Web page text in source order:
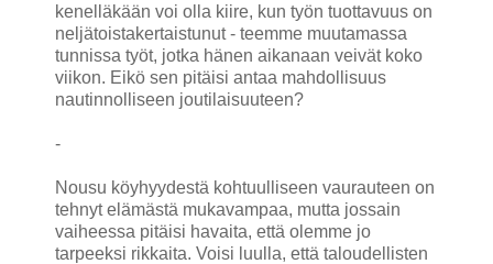
kenelläkään voi olla kiire, kun työn tuottavuus on
neljätoistakertaistunut - teemme muutamassa
tunnissa työt, jotka hänen aikanaan veivät koko
viikon. Eikö sen pitäisi antaa mahdollisuus
nautinnolliseen joutilaisuuteen?
-
Nousu köyhyydestä kohtuulliseen vaurauteen on
tehnyt elämästä mukavampaa, mutta jossain
vaiheessa pitäisi havaita, että olemme jo
tarpeeksi rikkaita. Voisi luulla, että taloudellisten